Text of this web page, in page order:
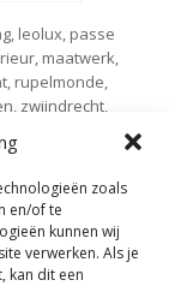
zoals
en/of te
kunnen wij
verwerken. Als je
kan dit een
leolux, passe
maatwerk,
rupelmonde,
zwijndrecht,